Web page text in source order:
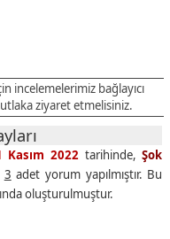
incelemelerimiz bağlayıcı
ziyaret etmelisiniz.
Kasım 2022tarihinde,Şok
3 adet yorum yapılmıştır. Bu
oluşturulmuştur.